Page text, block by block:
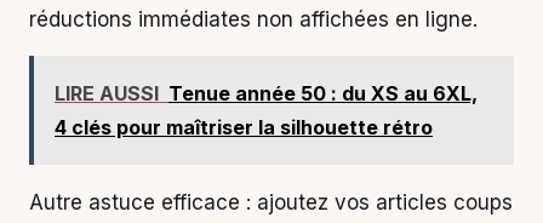
réductions immédiates non affichées en ligne.
LIRE AUSSI Tenue année 50 : du XS au 6XL,
4 clés pour maîtriser la silhouette rétro
Autre astuce efficace : ajoutez vos articles coups